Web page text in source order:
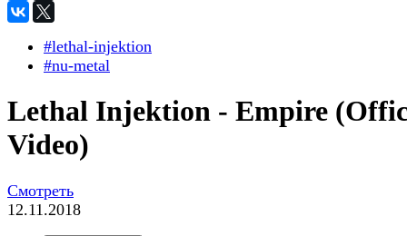
#lethal-injektion
#nu-metal
Lethal Injektion - Empire
Video)
Смотреть
12.11.2018